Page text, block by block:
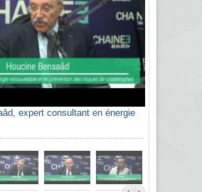
expert consultant en énergie